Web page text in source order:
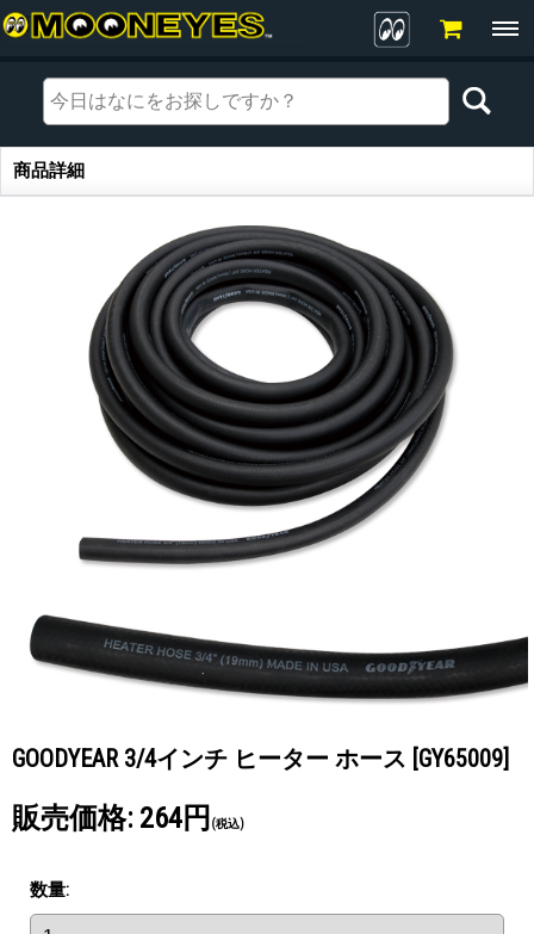
商品詳細
商品詳細
GOODYEAR 3/4インチ ヒーター ホース [GY65009]
販売価格: 264円 (税込)
数量: